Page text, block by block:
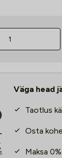
Väga head
Taotlus
Osta
Maksa